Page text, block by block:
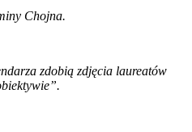
Chojna.
zdobią zdjęcia laureatów